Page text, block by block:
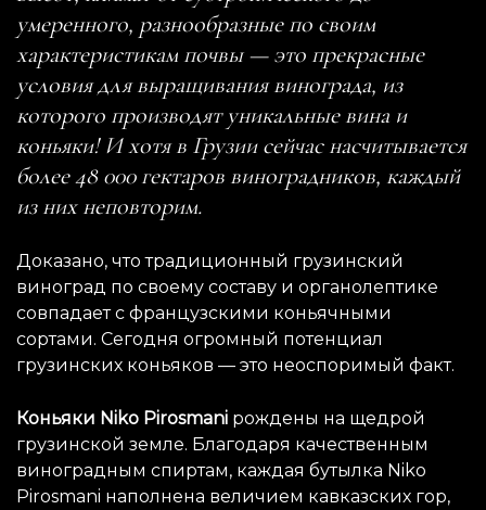
умеренного, разнообразные по своим
характеристикам почвы — это прекрасные
условия для выращивания винограда, из
которого производят уникальные вина и
коньяки! И хотя в Грузии сейчас насчитывается
более 48 000 гектаров виноградников, каждый
из них неповторим.
Доказано, что традиционный грузинский
виноград по своему составу и органолептике
совпадает с французскими коньячными
сортами. Сегодня огромный потенциал
грузинских коньяков — это неоспоримый факт.
Коньяки Niko Pirosmani рождены на щедрой
грузинской земле. Благодаря качественным
виноградным спиртам, каждая бутылка Niko
Pirosmani наполнена величием кавказских гор,